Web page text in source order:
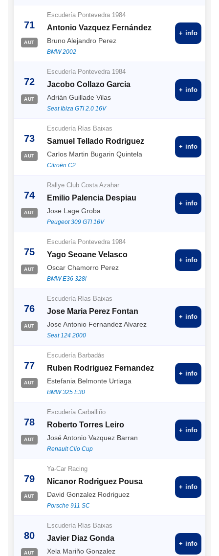
71
AUT
Escudería Pontevedra 1984
Antonio Vazquez Fernández
Bruno Alejandro Perez
BMW 2002
+ info
72
AUT
Escudería Pontevedra 1984
Jacobo Collazo Garcia
Adrián Guillade Vilas
Seat Ibiza GTI 2.0 16V
+ info
73
AUT
Escudería Rías Baixas
Samuel Tellado Rodriguez
Carlos Martin Bugarin Quintela
Citroën C2
+ info
74
AUT
Rallye Club Costa Azahar
Emilio Palencia Despiau
Jose Lage Groba
Peugeot 309 GTI 16V
+ info
75
AUT
Escudería Pontevedra 1984
Yago Seoane Velasco
Oscar Chamorro Perez
BMW E36 328i
+ info
76
AUT
Escudería Rías Baixas
Jose Maria Perez Fontan
Jose Antonio Fernandez Alvarez
Seat 124 2000
+ info
77
AUT
Escudería Barbadás
Ruben Rodriguez Fernandez
Estefania Belmonte Urtiaga
BMW 325 E30
+ info
78
AUT
Escudería Carballiño
Roberto Torres Leiro
José Antonio Vazquez Barran
Renault Clio Cup
+ info
79
AUT
Ya-Car Racing
Nicanor Rodriguez Pousa
David Gonzalez Rodriguez
Porsche 911 SC
+ info
80
AUT
Escudería Rías Baixas
Javier Diaz Gonda
Xela Mariño Gonzalez
+ info